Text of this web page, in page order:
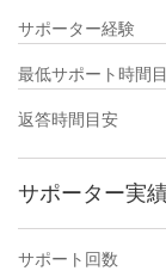
サポーター経験
最低サポート時間
返答時間目安
サポーター実
サポート回数